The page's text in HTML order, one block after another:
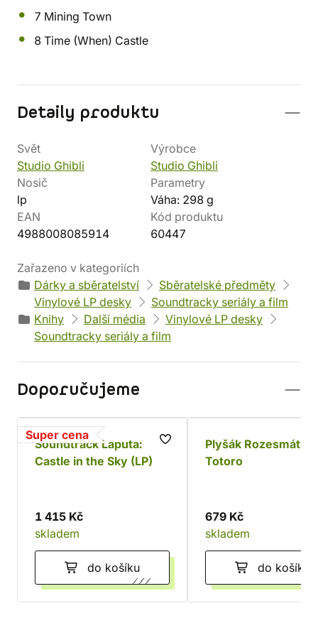
7 Mining Town
8 Time (When) Castle
Detaily produktu
Svět
Studio Ghibli
Výrobce
Studio Ghibli
Nosič
lp
Parametry
Váha: 298 g
EAN
4988008085914
Kód produktu
60447
Zařazeno v kategoriích
Dárky a sběratelství
Sběratelské předměty
Vinylové LP desky
Soundtracky seriály a film
Knihy
Další média
Vinylové LP desky
Soundtracky seriály a film
Doporučujeme
Super cena
Soundtrack Laputa:
Castle in the Sky (LP)
1 415 Kč
skladem
do košíku
Plyšák Rozesmátý
Totoro
679 Kč
skladem
do košíku